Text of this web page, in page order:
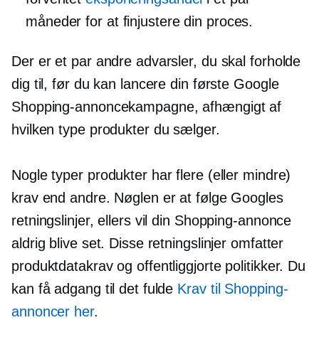
måneder for at finjustere din proces.
Der er et par andre advarsler, du skal forholde
dig til, før du kan lancere din første Google
Shopping-annoncekampagne, afhængigt af
hvilken type produkter du sælger.
Nogle typer produkter har flere (eller mindre)
krav end andre. Nøglen er at følge Googles
retningslinjer, ellers vil din Shopping-annonce
aldrig blive set. Disse retningslinjer omfatter
produktdatakrav og offentliggjorte politikker. Du
kan få adgang til det fulde Krav til Shopping-
annoncer her.